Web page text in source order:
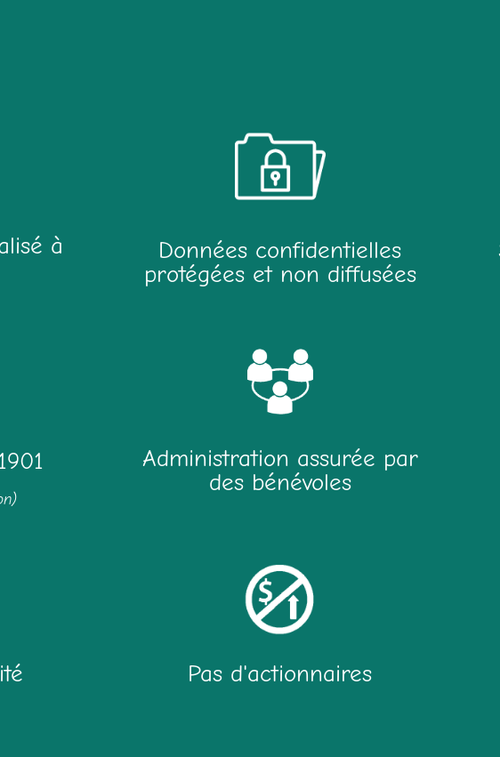
à
Données confidentielles
protégées et non diffusées
Administration assurée par
des bénévoles
Pas d'actionnaires